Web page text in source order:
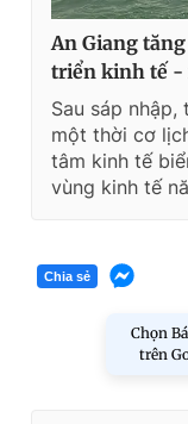
An Giang
triển kinh tế -
Sau sáp
một thời cơ
tâm kinh tế
vùng kinh tế
Chia sẻ
Chọn
trên